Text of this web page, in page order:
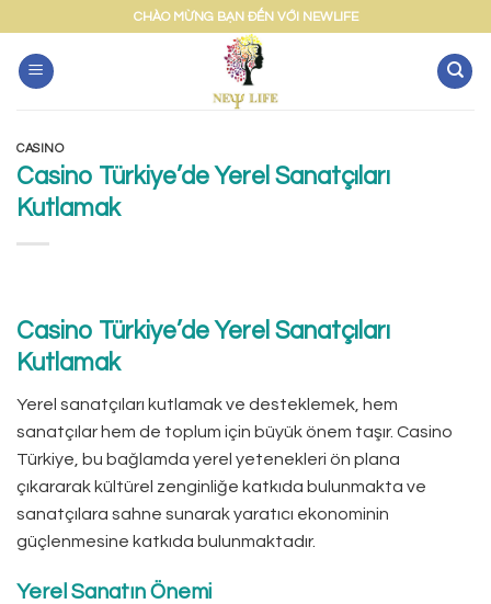
content
CHÀO MỪNG BẠN ĐẾN VỚI NEWLIFE
CASINO
Casino Türkiye’de Yerel Sanatçıları
Kutlamak
Casino Türkiye’de Yerel Sanatçıları
Kutlamak
Yerel sanatçıları kutlamak ve desteklemek, hem
sanatçılar hem de toplum için büyük önem taşır. Casino
Türkiye, bu bağlamda yerel yetenekleri ön plana
çıkararak kültürel zenginliğe katkıda bulunmakta ve
sanatçılara sahne sunarak yaratıcı ekonominin
güçlenmesine katkıda bulunmaktadır.
Yerel Sanatın Önemi